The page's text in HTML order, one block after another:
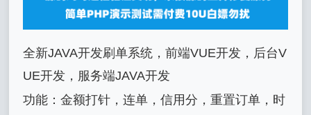
全新JAVA开发刷单系统，前端VUE开发，后台V
UE开发，服务端JAVA开发
功能：金额打针，连单，信用分，重置订单，时